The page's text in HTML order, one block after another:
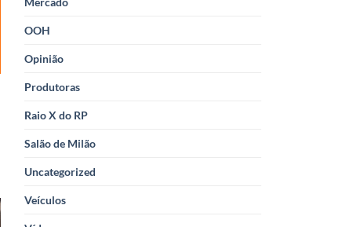
OOH
Opinião
Produtoras
Raio X do RP
Salão de Milão
Uncategorized
Veículos